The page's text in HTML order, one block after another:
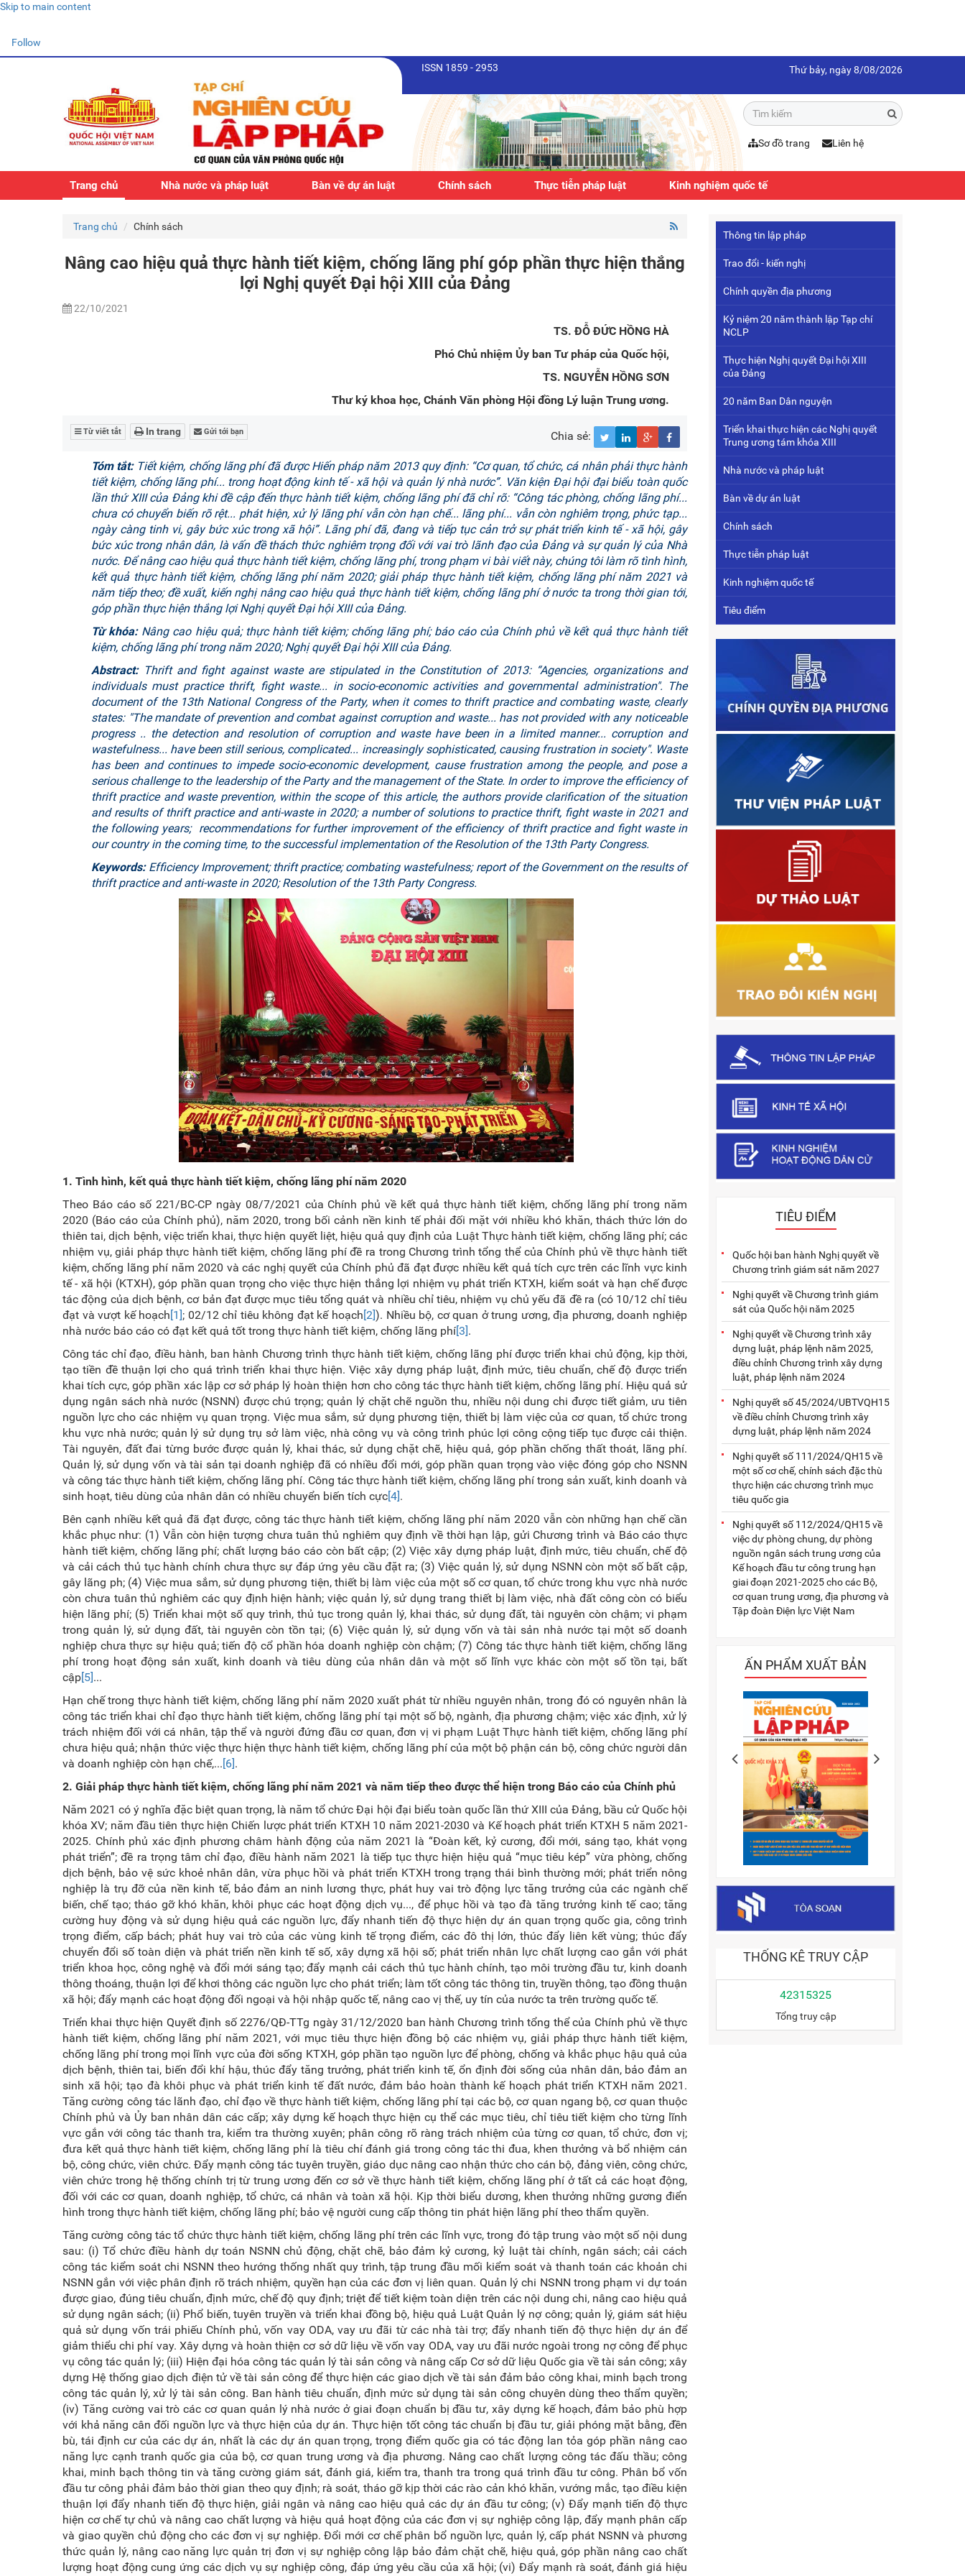
Skip to main content
Follow
ISSN 1859 - 2953 Thứ bảy, ngày 8/08/2026
Sơ đồ trang Liên hệ
Trang chủ Nhà nước và pháp luật Bàn về dự án luật Chính sách Thực tiễn pháp luật Kinh nghiệm quốc tế
Trang chủ Chính sách
Nâng cao hiệu quả thực hành tiết kiệm, chống lãng phí góp phần thực hiện thắng
lợi Nghị quyết Đại hội XIII của Đảng
22/10/2021
TS. ĐỖ ĐỨC HỒNG HÀ
Phó Chủ nhiệm Ủy ban Tư pháp của Quốc hội,
TS. NGUYỄN HỒNG SƠN
Thư ký khoa học, Chánh Văn phòng Hội đồng Lý luận Trung ương.
Từ viết tắt In trang Gửi tới bạn Chia sẻ:
Tóm tắt:Tiết kiệm, chống lãng phí đã được Hiến pháp năm 2013 quy định: “Cơ quan, tổ chức, cá nhân phải thực hành
tiết kiệm, chống lãng phí... trong hoạt động kinh tế - xã hội và quản lý nhà nước”. Văn kiện Đại hội đại biểu toàn quốc
lần thứ XIII của Đảng khi đề cập đến thực hành tiết kiệm, chống lãng phí đã chỉ rõ: “Công tác phòng, chống lãng phí...
chưa có chuyển biến rõ rệt... phát hiện, xử lý lãng phí vẫn còn hạn chế... lãng phí... vẫn còn nghiêm trọng, phức tạp...
ngày càng tinh vi, gây bức xúc trong xã hội”. Lãng phí đã, đang và tiếp tục cản trở sự phát triển kinh tế - xã hội, gây
bức xúc trong nhân dân, là vấn đề thách thức nghiêm trọng đối với vai trò lãnh đạo của Đảng và sự quản lý của Nhà
nước. Để nâng cao hiệu quả thực hành tiết kiệm, chống lãng phí, trong phạm vi bài viết này, chúng tôi làm rõ tình hình,
kết quả thực hành tiết kiệm, chống lãng phí năm 2020; giải pháp thực hành tiết kiệm, chống lãng phí năm 2021 và
năm tiếp theo; đề xuất, kiến nghị nâng cao hiệu quả thực hành tiết kiệm, chống lãng phí ở nước ta trong thời gian tới,
góp phần thực hiện thắng lợi Nghị quyết Đại hội XIII của Đảng.
Từ khóa:Nâng cao hiệu quả; thực hành tiết kiệm; chống lãng phí; báo cáo của Chính phủ về kết quả thực hành tiết
kiệm, chống lãng phí trong năm 2020; Nghị quyết Đại hội XIII của Đảng.
Abstract:Thrift and fight against waste are stipulated in the Constitution of 2013: “Agencies, organizations and
individuals must practice thrift, fight waste... in socio-economic activities and governmental administration". The
document of the 13th National Congress of the Party, when it comes to thrift practice and combating waste, clearly
states: "The mandate of prevention and combat against corruption and waste... has not provided with any noticeable
progress .. the detection and resolution of corruption and waste have been in a limited manner... corruption and
wastefulness... have been still serious, complicated... increasingly sophisticated, causing frustration in society". Waste
has been and continues to impede socio-economic development, cause frustration among the people, and pose a
serious challenge to the leadership of the Party and the management of the State. In order to improve the efficiency of
thrift practice and waste prevention, within the scope of this article, the authors provide clarification of the situation
and results of thrift practice and anti-waste in 2020; a number of solutions to practice thrift, fight waste in 2021 and
the following years; recommendations for further improvement of the efficiency of thrift practice and fight waste in
our country in the coming time, to the successful implementation of the Resolution of the 13th Party Congress.
Keywords:Efficiency Improvement; thrift practice; combating wastefulness; report of the Government on the results of
thrift practice and anti-waste in 2020; Resolution of the 13th Party Congress.
1. Tình hình, kết quả thực hành tiết kiệm, chống lãng phí năm 2020
Theo Báo cáo số 221/BC-CP ngày 08/7/2021 của Chính phủ về kết quả thực hành tiết kiệm, chống lãng phí trong năm
2020 (Báo cáo của Chính phủ), năm 2020, trong bối cảnh nền kinh tế phải đối mặt với nhiều khó khăn, thách thức lớn do
thiên tai, dịch bệnh, việc triển khai, thực hiện quyết liệt, hiệu quả quy định của Luật Thực hành tiết kiệm, chống lãng phí; các
nhiệm vụ, giải pháp thực hành tiết kiệm, chống lãng phí đề ra trong Chương trình tổng thể của Chính phủ về thực hành tiết
kiệm, chống lãng phí năm 2020 và các nghị quyết của Chính phủ đã đạt được nhiều kết quả tích cực trên các lĩnh vực kinh
tế - xã hội (KTXH), góp phần quan trọng cho việc thực hiện thắng lợi nhiệm vụ phát triển KTXH, kiểm soát và hạn chế được
tác động của dịch bệnh, cơ bản đạt được mục tiêu tổng quát và nhiều chỉ tiêu, nhiệm vụ chủ yếu đã đề ra (có 10/12 chỉ tiêu
đạt và vượt kế hoạch[1]; 02/12 chỉ tiêu không đạt kế hoạch[2]). Nhiều bộ, cơ quan ở trung ương, địa phương, doanh nghiệp
nhà nước báo cáo có đạt kết quả tốt trong thực hành tiết kiệm, chống lãng phí[3].
Công tác chỉ đạo, điều hành, ban hành Chương trình thực hành tiết kiệm, chống lãng phí được triển khai chủ động, kịp thời,
tạo tiền đề thuận lợi cho quá trình triển khai thực hiện. Việc xây dựng pháp luật, định mức, tiêu chuẩn, chế độ được triển
khai tích cực, góp phần xác lập cơ sở pháp lý hoàn thiện hơn cho công tác thực hành tiết kiệm, chống lãng phí. Hiệu quả sử
dụng ngân sách nhà nước (NSNN) được chú trọng; quản lý chặt chẽ nguồn thu, nhiều nội dung chi được tiết giảm, ưu tiên
nguồn lực cho các nhiệm vụ quan trọng. Việc mua sắm, sử dụng phương tiện, thiết bị làm việc của cơ quan, tổ chức trong
khu vực nhà nước; quản lý sử dụng trụ sở làm việc, nhà công vụ và công trình phúc lợi công cộng tiếp tục được cải thiện.
Tài nguyên, đất đai từng bước được quản lý, khai thác, sử dụng chặt chẽ, hiệu quả, góp phần chống thất thoát, lãng phí.
Quản lý, sử dụng vốn và tài sản tại doanh nghiệp đã có nhiều đổi mới, góp phần quan trọng vào việc đóng góp cho NSNN
và công tác thực hành tiết kiệm, chống lãng phí. Công tác thực hành tiết kiệm, chống lãng phí trong sản xuất, kinh doanh và
sinh hoạt, tiêu dùng của nhân dân có nhiều chuyển biến tích cực[4].
Bên cạnh nhiều kết quả đã đạt được, công tác thực hành tiết kiệm, chống lãng phí năm 2020 vẫn còn những hạn chế cần
khắc phục như: (1) Vẫn còn hiện tượng chưa tuân thủ nghiêm quy định về thời hạn lập, gửi Chương trình và Báo cáo thực
hành tiết kiệm, chống lãng phí; chất lượng báo cáo còn bất cập; (2) Việc xây dựng pháp luật, định mức, tiêu chuẩn, chế độ
và cải cách thủ tục hành chính chưa thực sự đáp ứng yêu cầu đặt ra; (3) Việc quản lý, sử dụng NSNN còn một số bất cập,
gây lãng ph; (4) Việc mua sắm, sử dụng phương tiện, thiết bị làm việc của một số cơ quan, tổ chức trong khu vực nhà nước
còn chưa tuân thủ nghiêm các quy định hiện hành; việc quản lý, sử dụng trang thiết bị làm việc, nhà đất công còn có biểu
hiện lãng phí; (5) Triển khai một số quy trình, thủ tục trong quản lý, khai thác, sử dụng đất, tài nguyên còn chậm; vi phạm
trong quản lý, sử dụng đất, tài nguyên còn tồn tại; (6) Việc quản lý, sử dụng vốn và tài sản nhà nước tại một số doanh
nghiệp chưa thực sự hiệu quả; tiến độ cổ phần hóa doanh nghiệp còn chậm; (7) Công tác thực hành tiết kiệm, chống lãng
phí trong hoạt động sản xuất, kinh doanh và tiêu dùng của nhân dân và một số lĩnh vực khác còn một số tồn tại, bất
cập[5]...
Hạn chế trong thực hành tiết kiệm, chống lãng phí năm 2020 xuất phát từ nhiều nguyên nhân, trong đó có nguyên nhân là
công tác triển khai chỉ đạo thực hành tiết kiệm, chống lãng phí tại một số bộ, ngành, địa phương chậm; việc xác định, xử lý
trách nhiệm đối với cá nhân, tập thể và người đứng đầu cơ quan, đơn vị vi phạm Luật Thực hành tiết kiệm, chống lãng phí
chưa hiệu quả; nhận thức việc thực hiện thực hành tiết kiệm, chống lãng phí của một bộ phận cán bộ, công chức người dân
và doanh nghiệp còn hạn chế,...[6].
2. Giải pháp thực hành tiết kiệm, chống lãng phí năm 2021 và năm tiếp theo được thể hiện trong Báo cáo của Chính phủ
Năm 2021 có ý nghĩa đặc biệt quan trọng, là năm tổ chức Đại hội đại biểu toàn quốc lần thứ XIII của Đảng, bầu cử Quốc hội
khóa XV; năm đầu tiên thực hiện Chiến lược phát triển KTXH 10 năm 2021-2030 và Kế hoạch phát triển KTXH 5 năm 2021-
2025. Chính phủ xác định phương châm hành động của năm 2021 là “Đoàn kết, kỷ cương, đổi mới, sáng tạo, khát vọng
phát triển”; đề ra trọng tâm chỉ đạo, điều hành năm 2021 là tiếp tục thực hiện hiệu quả “mục tiêu kép” vừa phòng, chống
dịch bệnh, bảo vệ sức khoẻ nhân dân, vừa phục hồi và phát triển KTXH trong trạng thái bình thường mới; phát triển nông
nghiệp là trụ đỡ của nền kinh tế, bảo đảm an ninh lương thực, phát huy vai trò động lực tăng trưởng của các ngành chế
biến, chế tạo; tháo gỡ khó khăn, khôi phục các hoạt động dịch vụ..., để phục hồi và tạo đà tăng trưởng kinh tế cao; tăng
cường huy động và sử dụng hiệu quả các nguồn lực, đẩy nhanh tiến độ thực hiện dự án quan trọng quốc gia, công trình
trọng điểm, cấp bách; phát huy vai trò của các vùng kinh tế trọng điểm, các đô thị lớn, thúc đẩy liên kết vùng; thúc đẩy
chuyển đổi số toàn diện và phát triển nền kinh tế số, xây dựng xã hội số; phát triển nhân lực chất lượng cao gắn với phát
triển khoa học, công nghệ và đổi mới sáng tạo; đẩy mạnh cải cách thủ tục hành chính, tạo môi trường đầu tư, kinh doanh
thông thoáng, thuận lợi để khơi thông các nguồn lực cho phát triển; làm tốt công tác thông tin, truyền thông, tạo đồng thuận
xã hội; đẩy mạnh các hoạt động đối ngoại và hội nhập quốc tế, nâng cao vị thế, uy tín của nước ta trên trường quốc tế.
Triển khai thực hiện Quyết định số 2276/QĐ-TTg ngày 31/12/2020 ban hành Chương trình tổng thể của Chính phủ về thực
hành tiết kiệm, chống lãng phí năm 2021, với mục tiêu thực hiện đồng bộ các nhiệm vụ, giải pháp thực hành tiết kiệm,
chống lãng phí trong mọi lĩnh vực của đời sống KTXH, góp phần tạo nguồn lực để phòng, chống và khắc phục hậu quả của
dịch bệnh, thiên tai, biến đổi khí hậu, thúc đẩy tăng trưởng, phát triển kinh tế, ổn định đời sống của nhân dân, bảo đảm an
sinh xã hội; tạo đà khôi phục và phát triển kinh tế đất nước, đảm bảo hoàn thành kế hoạch phát triển KTXH năm 2021.
Tăng cường công tác lãnh đạo, chỉ đạo về thực hành tiết kiệm, chống lãng phí tại các bộ, cơ quan ngang bộ, cơ quan thuộc
Chính phủ và Ủy ban nhân dân các cấp; xây dựng kế hoạch thực hiện cụ thể các mục tiêu, chỉ tiêu tiết kiệm cho từng lĩnh
vực gắn với công tác thanh tra, kiểm tra thường xuyên; phân công rõ ràng trách nhiệm của từng cơ quan, tổ chức, đơn vị;
đưa kết quả thực hành tiết kiệm, chống lãng phí là tiêu chí đánh giá trong công tác thi đua, khen thưởng và bổ nhiệm cán
bộ, công chức, viên chức. Đẩy mạnh công tác tuyên truyền, giáo dục nâng cao nhận thức cho cán bộ, đảng viên, công chức,
viên chức trong hệ thống chính trị từ trung ương đến cơ sở về thực hành tiết kiệm, chống lãng phí ở tất cả các hoạt động,
đối với các cơ quan, doanh nghiệp, tổ chức, cá nhân và toàn xã hội. Kịp thời biểu dương, khen thưởng những gương điển
hình trong thực hành tiết kiệm, chống lãng phí; bảo vệ người cung cấp thông tin phát hiện lãng phí theo thẩm quyền.
Tăng cường công tác tổ chức thực hành tiết kiệm, chống lãng phí trên các lĩnh vực, trong đó tập trung vào một số nội dung
sau: (i) Tổ chức điều hành dự toán NSNN chủ động, chặt chẽ, bảo đảm kỷ cương, kỷ luật tài chính, ngân sách; cải cách
công tác kiểm soát chi NSNN theo hướng thống nhất quy trình, tập trung đầu mối kiểm soát và thanh toán các khoản chi
NSNN gắn với việc phân định rõ trách nhiệm, quyền hạn của các đơn vị liên quan. Quản lý chi NSNN trong phạm vi dự toán
được giao, đúng tiêu chuẩn, định mức, chế độ quy định; triệt để tiết kiệm toàn diện trên các nội dung chi, nâng cao hiệu quả
sử dụng ngân sách; (ii) Phổ biến, tuyên truyền và triển khai đồng bộ, hiệu quả Luật Quản lý nợ công; quản lý, giám sát hiệu
quả sử dụng vốn trái phiếu Chính phủ, vốn vay ODA, vay ưu đãi từ các nhà tài trợ; đẩy nhanh tiến độ thực hiện dự án để
giảm thiểu chi phí vay. Xây dựng và hoàn thiện cơ sở dữ liệu về vốn vay ODA, vay ưu đãi nước ngoài trong nợ công để phục
vụ công tác quản lý; (iii) Hiện đại hóa công tác quản lý tài sản công và nâng cấp Cơ sở dữ liệu Quốc gia về tài sản công; xây
dựng Hệ thống giao dịch điện tử về tài sản công để thực hiện các giao dịch về tài sản đảm bảo công khai, minh bạch trong
công tác quản lý, xử lý tài sản công. Ban hành tiêu chuẩn, định mức sử dụng tài sản công chuyên dùng theo thẩm quyền;
(iv) Tăng cường vai trò các cơ quan quản lý nhà nước ở giai đoạn chuẩn bị đầu tư, xây dựng kế hoạch, đảm bảo phù hợp
với khả năng cân đối nguồn lực và thực hiện của dự án. Thực hiện tốt công tác chuẩn bị đầu tư, giải phóng mặt bằng, đền
bù, tái định cư của các dự án, nhất là các dự án quan trọng, trọng điểm quốc gia có tác động lan tỏa góp phần nâng cao
năng lực cạnh tranh quốc gia của bộ, cơ quan trung ương và địa phương. Nâng cao chất lượng công tác đấu thầu; công
khai, minh bạch thông tin và tăng cường giám sát, đánh giá, kiểm tra, thanh tra trong quá trình đầu tư công. Phân bổ vốn
đầu tư công phải đảm bảo thời gian theo quy định; rà soát, tháo gỡ kịp thời các rào cản khó khăn, vướng mắc, tạo điều kiện
thuận lợi đẩy nhanh tiến độ thực hiện, giải ngân và nâng cao hiệu quả các dự án đầu tư công; (v) Đẩy mạnh tiến độ thực
hiện cơ chế tự chủ và nâng cao chất lượng và hiệu quả hoạt động của các đơn vị sự nghiệp công lập, đẩy mạnh phân cấp
và giao quyền chủ động cho các đơn vị sự nghiệp. Đổi mới cơ chế phân bổ nguồn lực, quản lý, cấp phát NSNN và phương
thức quản lý, nâng cao năng lực quản trị đơn vị sự nghiệp công lập bảo đảm chặt chẽ, hiệu quả, góp phần nâng cao chất
lượng hoạt động cung ứng các dịch vụ sự nghiệp công, đáp ứng yêu cầu của xã hội; (vi) Đẩy mạnh rà soát, đánh giá hiệu
Thông tin lập pháp
Trao đổi - kiến nghị
Chính quyền địa phương
Kỷ niệm 20 năm thành lập Tạp chí
NCLP
Thực hiện Nghị quyết Đại hội XIII
của Đảng
20 năm Ban Dân nguyện
Triển khai thực hiện các Nghị quyết
Trung ương tám khóa XIII
Nhà nước và pháp luật
Bàn về dự án luật
Chính sách
Thực tiễn pháp luật
Kinh nghiệm quốc tế
Tiêu điểm
TIÊU ĐIỂM
Quốc hội ban hành Nghị quyết về
Chương trình giám sát năm 2027
Nghị quyết về Chương trình giám
sát của Quốc hội năm 2025
Nghị quyết về Chương trình xây
dựng luật, pháp lệnh năm 2025,
điều chỉnh Chương trình xây dựng
luật, pháp lệnh năm 2024
Nghị quyết số 45/2024/UBTVQH15
về điều chỉnh Chương trình xây
dựng luật, pháp lệnh năm 2024
Nghị quyết số 111/2024/QH15 về
một số cơ chế, chính sách đặc thù
thực hiện các chương trình mục
tiêu quốc gia
Nghị quyết số 112/2024/QH15 về
việc dự phòng chung, dự phòng
nguồn ngân sách trung ương của
Kế hoạch đầu tư công trung hạn
giai đoạn 2021-2025 cho các Bộ,
cơ quan trung ương, địa phương và
Tập đoàn Điện lực Việt Nam
ẤN PHẨM XUẤT BẢN
THỐNG KÊ TRUY CẬP
42315325
Tổng truy cập